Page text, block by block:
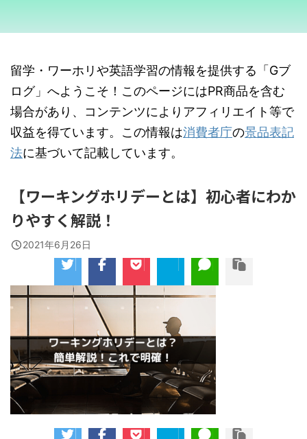
留学・ワーホリや英語学習の情報を提供する「Gブ
ログ」へようこそ！このページにはPR商品を含む
場合があり、コンテンツによりアフィリエイト等で
収益を得ています。この情報は消費者庁の景品表記
法に基づいて記載しています。
【ワーキングホリデーとは】初心者にわか
りやすく解説！
2021年6月26日